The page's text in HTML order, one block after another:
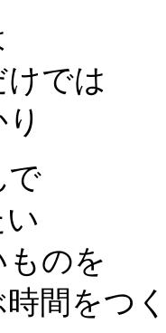
では
で
ものを
間をつ